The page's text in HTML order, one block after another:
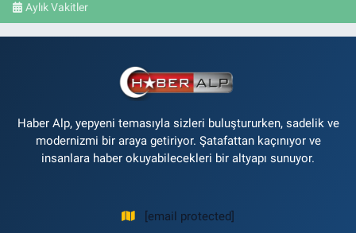
Aylık Vakitler
Haber Alp, yepyeni temasıyla sizleri buluştururken, sadelik ve
modernizmi bir araya getiriyor. Şatafattan kaçınıyor ve
insanlara haber okuyabilecekleri bir altyapı sunuyor.
[email protected]